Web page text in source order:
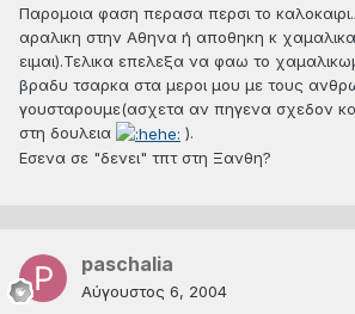
Παρομοια φαση περασα περσι το
αραλικη στην Αθηνα ή αποθηκη κ
ειμαι).Τελικα επελεξα να φαω το
βραδυ τσαρκα στα μεροι μου με τους
γουσταρουμε(ασχετα αν πηγενα σχεδον
στη δουλεια
).
Εσενα σε "δενει" τπτ στη Ξανθη?
paschalia
Αύγουστος 6, 2004